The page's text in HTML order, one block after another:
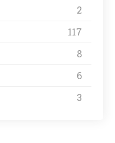
2
117
8
6
3